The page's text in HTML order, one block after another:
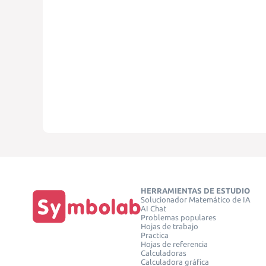
HERRAMIENTAS DE ESTUDIO
Solucionador Matemático de IA
AI Chat
Problemas populares
Hojas de trabajo
Practica
Hojas de referencia
Calculadoras
Calculadora gráfica